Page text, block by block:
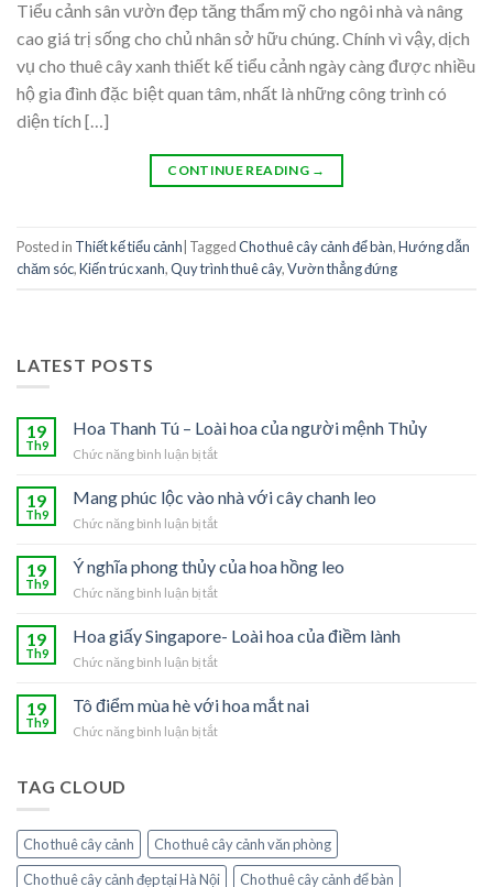
Tiểu cảnh sân vườn đẹp tăng thẩm mỹ cho ngôi nhà và nâng
cao giá trị sống cho chủ nhân sở hữu chúng. Chính vì vậy, dịch
vụ cho thuê cây xanh thiết kế tiểu cảnh ngày càng được nhiều
hộ gia đình đặc biệt quan tâm, nhất là những công trình có
diện tích […]
CONTINUE READING →
Posted in Thiết kế tiểu cảnh TaggedCho thuê cây cảnh để bàn,Hướng dẫn
chăm sóc,Kiến trúc xanh,Quy trình thuê cây,Vườn thẳng đứng
LATEST POSTS
19
Th9
Hoa Thanh Tú – Loài hoa của người mệnh Thủy
Chức năng bình luận bị tắt
Thanh
hoa
Thủy
19
Th9
Mang phúc lộc vào nhà với cây chanh leo
Chức năng bình luận bị tắt
phúc
với
19
Th9
Ý nghĩa phong thủy của hoa hồng leo
Chức năng bình luận bị tắt
nghĩa
hoa
19
Th9
Hoa giấy Singapore- Loài hoa của điềm lành
Chức năng bình luận bị tắt
giấy
19
Th9
Tô điểm mùa hè với hoa mắt nai
Chức năng bình luận bị tắt
hoa
mắt
nai
TAG CLOUD
Cho thuê cây cảnh
Cho thuê cây cảnh văn phòng
Cho thuê cây cảnh đẹp tại Hà Nội
Cho thuê cây cảnh để bàn